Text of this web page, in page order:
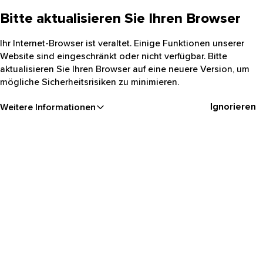
Bitte aktualisieren Sie Ihren Browser
Ihr Internet-Browser ist veraltet. Einige Funktionen unserer
Website sind eingeschränkt oder nicht verfügbar. Bitte
aktualisieren Sie Ihren Browser auf eine neuere Version, um
mögliche Sicherheitsrisiken zu minimieren.
Weitere Informationen Ignorieren